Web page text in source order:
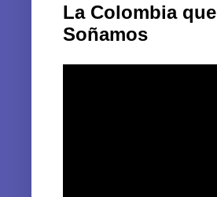
La Colombia que
Soñamos